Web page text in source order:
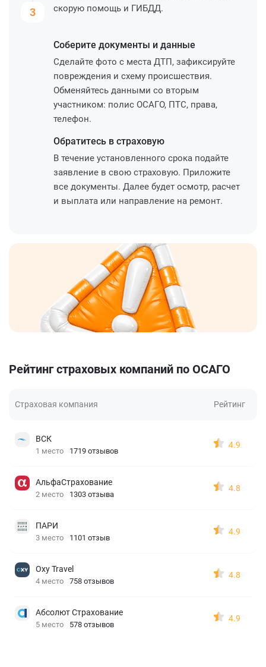
3
скорую помощь и ГИБДД.
Соберите документы и данные
Сделайте фото с места ДТП, зафиксируйте
повреждения и схему происшествия.
Обменяйтесь данными со вторым
участником: полис ОСАГО, ПТС, права,
телефон.
Обратитесь в страховую
В течение установленного срока подайте
заявление в свою страховую. Приложите
все документы. Далее будет осмотр, расчет
и выплата или направление на ремонт.
Рейтинг страховых компаний по ОСАГО
Страховая компания Рейтинг
ВСК
1 место 1719 отзывов
4.9
АльфаСтрахование
2 место 1303 отзыва
4.8
ПАРИ
3 место 1101 отзыв
4.9
Oxy Travel
4 место 758 отзывов
4.8
Абсолют Страхование
5 место 578 отзывов
4.9